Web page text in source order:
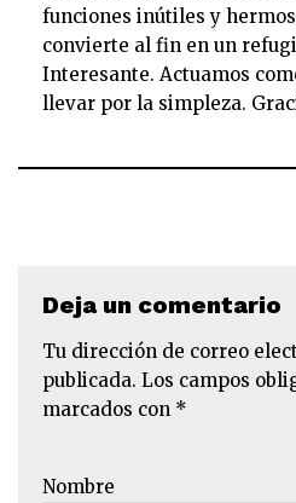
funciones inútiles y
convierte al fin en un
Interesante. Actuamos
llevar por la simpleza.
Deja un comentario
Tu dirección de correo
publicada. Los campos
marcados con *
Nombre